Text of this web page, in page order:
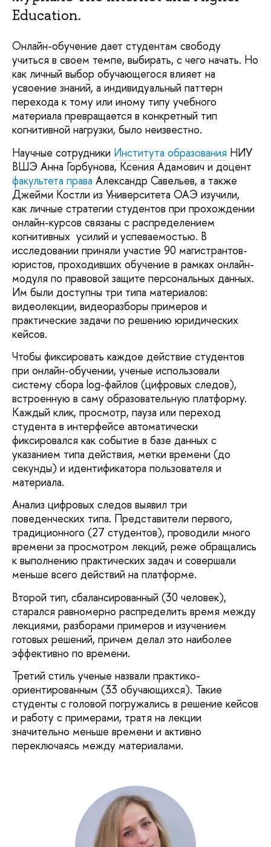
Education.
Онлайн-обучение дает студентам свободу
учиться в своем темпе, выбирать, с чего начать. Но
как личный выбор обучающегося влияет на
усвоение знаний, а индивидуальный паттерн
перехода к тому или иному типу учебного
материала превращается в конкретный тип
когнитивной нагрузки, было неизвестно.
Научные сотрудники Института образования НИУ
ВШЭ Анна Горбунова, Ксения Адамович и доцент
факультета права Александр Савельев, а также
Джейми Костли из Университета ОАЭ изучили,
как личные стратегии студентов при прохождении
онлайн-курсов связаны с распределением
когнитивных усилий и успеваемостью. В
исследовании приняли участие 90 магистрантов-
юристов, проходивших обучение в рамках онлайн-
модуля по правовой защите персональных данных.
Им были доступны три типа материалов:
видеолекции, видеоразборы примеров и
практические задачи по решению юридических
кейсов.
Чтобы фиксировать каждое действие студентов
при онлайн-обучении, ученые использовали
систему сбора log-файлов (цифровых следов),
встроенную в саму образовательную платформу.
Каждый клик, просмотр, пауза или переход
студента в интерфейсе автоматически
фиксировался как событие в базе данных с
указанием типа действия, метки времени (до
секунды) и идентификатора пользователя и
материала.
Анализ цифровых следов выявил три
поведенческих типа. Представители первого,
традиционного (27 студентов), проводили много
времени за просмотром лекций, реже обращались
к выполнению практических задач и совершали
меньше всего действий на платформе.
Второй тип, сбалансированный (30 человек),
старался равномерно распределить время между
лекциями, разборами примеров и изучением
готовых решений, причем делал это наиболее
эффективно по времени.
Третий стиль ученые назвали практико-
ориентированным (33 обучающихся). Такие
студенты с головой погружались в решение кейсов
и работу с примерами, тратя на лекции
значительно меньше времени и активно
переключаясь между материалами.